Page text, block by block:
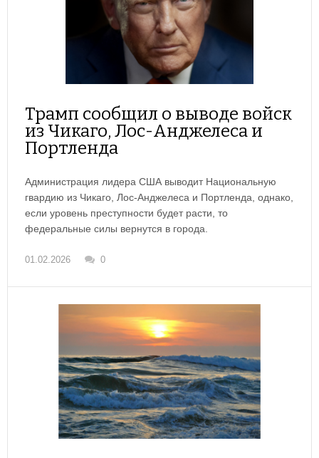
Трамп сообщил о выводе войск
из Чикаго, Лос-Анджелеса и
Портленда
Администрация лидера США выводит Национальную
гвардию из Чикаго, Лос-Анджелеса и Портленда, однако,
если уровень преступности будет расти, то
федеральные силы вернутся в города.
01.02.2026 0